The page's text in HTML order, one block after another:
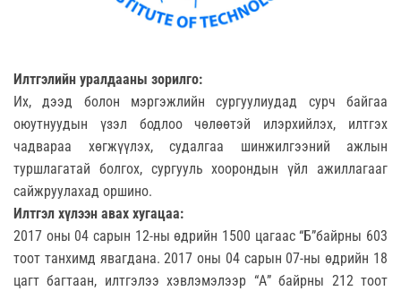
Илтгэлийн уралдааны зорилго:
Их, дээд болон мэргэжлийн сургуулиудад сурч байгаа
оюутнуудын үзэл бодлоо чөлөөтэй илэрхийлэх, илтгэх
чадвараа хөгжүүлэх, судалгаа шинжилгээний ажлын
туршлагатай болгох, сургууль хоорондын үйл ажиллагааг
сайжруулахад оршино.
Илтгэл хүлээн авах хугацаа:
2017 оны 04 сарын 12-ны өдрийн 1500 цагаас “Б”байрны 603
тоот танхимд явагдана. 2017 оны 04 сарын 07-ны өдрийн 18
цагт багтаан, илтгэлээ хэвлэмэлээр “А” байрны 212 тоот